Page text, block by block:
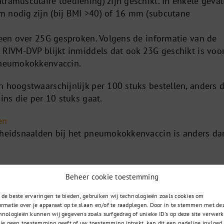
Beheer cookie toestemming
de beste ervaringen te bieden, gebruiken wij technologieën zoals cookies om
over je apparaat op te slaan en/of te raadplegen. Door in te stemmen met
kunnen wij gegevens zoals surfgedrag of unieke ID's op deze site
geen toestemming geeft of uw toestemming intrekt, kan dit een nadelige invloed
nodig zijn (bij BMI >40) of 16 mm (subcutane
over 25G gesproken. Volgens de informatie van de
DVP blijkt inmiddels dat ook 23G geschikt is
hoogstwaarschijnlijk per 100 stuks bestellen, anders
die per 10 stuks gaat.
bij het pneumokokkenvaccin is anders
is voorzien van de Luer Lock Adapter
van de spuit waar de naald in vastgedraaid
op het volgende: